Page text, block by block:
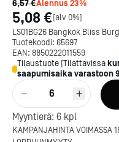
6,57 €Alennus23%
5,08 €[alv 0%]
LS01BG26 Bangkok Bliss
Tuotekoodi: 65697
EAN: 8850222011559
Tilaustuote [Tilattavissa
saapumisaika varastoon
6
Myyntierä: 6 kpl
KAMPANJAHINTA VOIMASSA